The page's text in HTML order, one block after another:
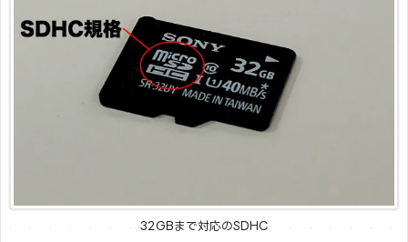
32GBまで対応のSDHC